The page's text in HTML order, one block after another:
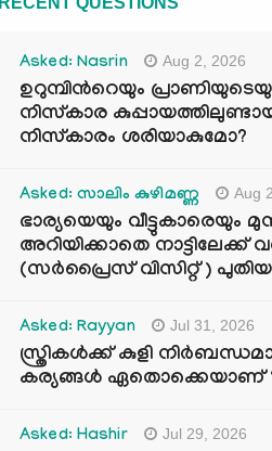
Asked: Nasrin Aug 2, 2026
ഉറുമ്പിന്‍റെയും
നിസ്കാര
നിസ്കാരം ശരിയാകുമോ?
Asked: സാലിം കുഴിമണ്ണ Aug
ഭാര്യയെയും വീട്ടുകാരെയും
അറിയിക്കാതെ നാട്ടിലേക്ക്
(സർപ്രൈസ് വിസിറ്റ് )
Asked: Rayyan Jul 31, 2026
സ്ത്രികൾക്ക് കുളി
കര്യങ്ങൾ ഏതൊക്കെയാണ്
Asked: Hashir Jul 29, 2026